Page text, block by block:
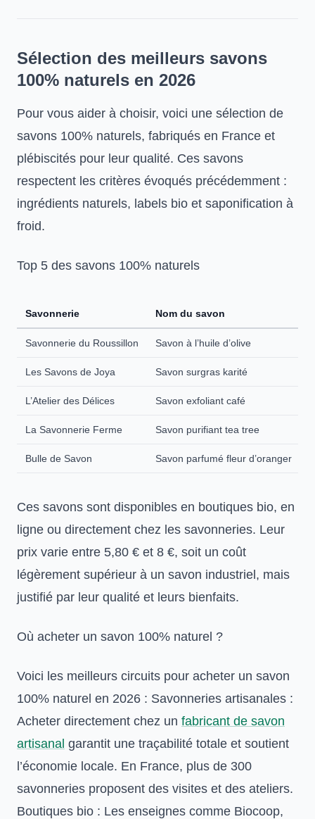
Sélection des meilleurs savons
100% naturels en 2026
Pour vous aider à choisir, voici une sélection de
savons 100% naturels, fabriqués en France et
plébiscités pour leur qualité. Ces savons
respectent les critères évoqués précédemment :
ingrédients naturels, labels bio et saponification à
froid.
Top 5 des savons 100% naturels
Savonnerie Nom du savon
Savonnerie du Roussillon Savon à l’huile d’olive
Les Savons de Joya Savon surgras karité
L’Atelier des Délices Savon exfoliant café
La Savonnerie Ferme Savon purifiant tea tree
Bulle de Savon Savon parfumé fleur d’oranger
Ces savons sont disponibles en boutiques bio, en
ligne ou directement chez les savonneries. Leur
prix varie entre 5,80 € et 8 €, soit un coût
légèrement supérieur à un savon industriel, mais
justifié par leur qualité et leurs bienfaits.
Où acheter un savon 100% naturel ?
Voici les meilleurs circuits pour acheter un savon
100% naturel en 2026 : Savonneries artisanales :
Acheter directement chez un fabricant de savon
artisanal garantit une traçabilité totale et soutient
l’économie locale. En France, plus de 300
savonneries proposent des visites et des ateliers.
Boutiques bio : Les enseignes comme Biocoop,